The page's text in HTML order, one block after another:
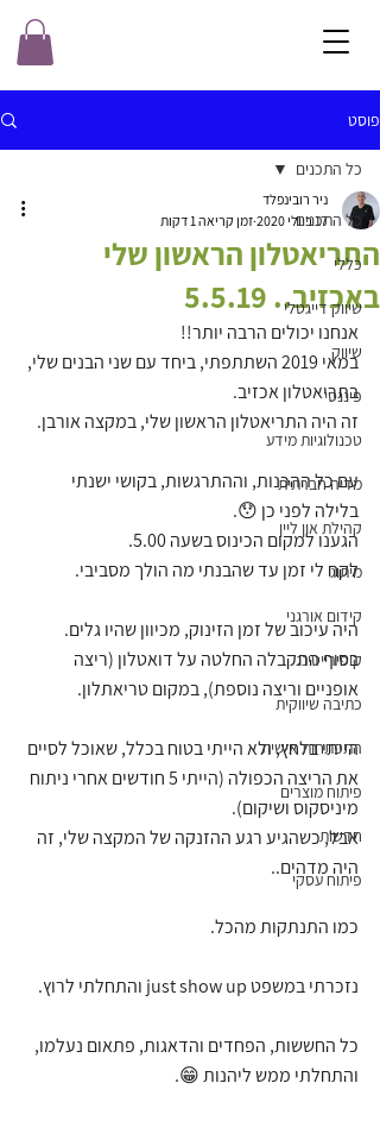
פוסט
כל התכנים
כללי
שיווק דייגטלי
שיווק
פיננסי
טכנולוגיות מידע
מדיה חברתית
קהילת און ליין
מיתוג
קידום אורגני
קופירייטינג
כתיבה שיווקית
התפתחות אישית
פיתוח מוצרים
חדשות
פיתוח עסקי
כל התכנים
התריאטלון הראשון שלי
באכזיב.. 5.5.19
ניר רובינפלד
17 ביולי 2020
זמן קריאה 1 דקות
אנחנו יכולים הרבה יותר!!
במאי 2019 השתתפתי, ביחד עם שני הבנים שלי,
בתריאטלון אכזיב.
זה היה התריאטלון הראשון שלי, במקצה אורבן.
עם כל ההכנות, וההתרגשות, בקושי ישנתי
בלילה לפני כן 😯.
הגענו למקום הכינוס בשעה 5.00.
לקח לי זמן עד שהבנתי מה הולך מסביבי.
היה עיכוב של זמן הזינוק, מכיוון שהיו גלים.
בסוף התקבלה החלטה על דואטלון (ריצה
אופניים וריצה נוספת), במקום טריאתלון.
הייתי בלחץ, ולא הייתי בטוח בכלל, שאוכל לסיים
את הריצה הכפולה (הייתי 5 חודשים אחרי ניתוח
מיניסקוס ושיקום).
אבל, כשהגיע רגע ההזנקה של המקצה שלי, זה
היה מדהים..
כמו התנתקות מהכל.
נזכרתי במשפט just show up והתחלתי לרוץ.
כל החששות, הפחדים והדאגות, פתאום נעלמו,
והתחלתי ממש ליהנות 😁.